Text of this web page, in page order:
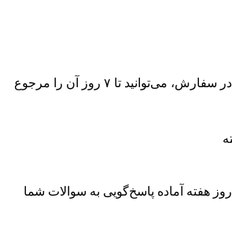
در صورت وجود مشکل در سفارش، می‌توانید تا ۷ روز آن را مرجوع
کارشناس‌های مهربان 7روز هفته آماده پاسخ‌گویی به سوالات شما